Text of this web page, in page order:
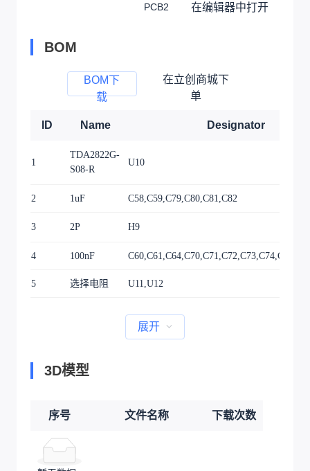
PCB2 在编辑器中打开
BOM
BOM下
载
在立创商城下
单
ID Name Designator
1
TDA2822G-
S08-R
U10
2 1uF C58,C59,C79,C80,C81,C82
3 2P H9
4 100nF
5 选择电阻 U11,U12
展开
3D模型
序号 文件名称 下载次数